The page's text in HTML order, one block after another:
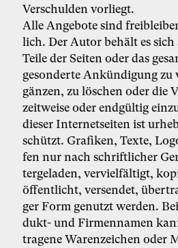
Ver­schul­den vor­liegt.
Al­le An­ge­bo­te sind
lich. Der Au­tor be­hält es
Tei­le der Sei­ten oder das
ge­son­der­te An­kün­di­gung
gän­zen, zu lö­schen oder die
zeit­wei­se oder end­gül­tig
die­ser In­ter­net­sei­ten ist
schützt. Gra­fi­ken, Tex­te,
fen nur nach schrift­li­cher
ter­ge­la­den, ver­viel­fäl­tigt,
öf­fent­licht, ver­sen­det,
ger Form ge­nutzt wer­den.
dukt- und Fir­men­na­men
tra­ge­ne Wa­ren­zei­chen oder